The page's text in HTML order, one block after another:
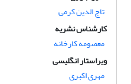
تاج الدین کرمی
کارشناس نشریه
معصومه کارخانه
ویراستار انگلیسی
مهری اکبری